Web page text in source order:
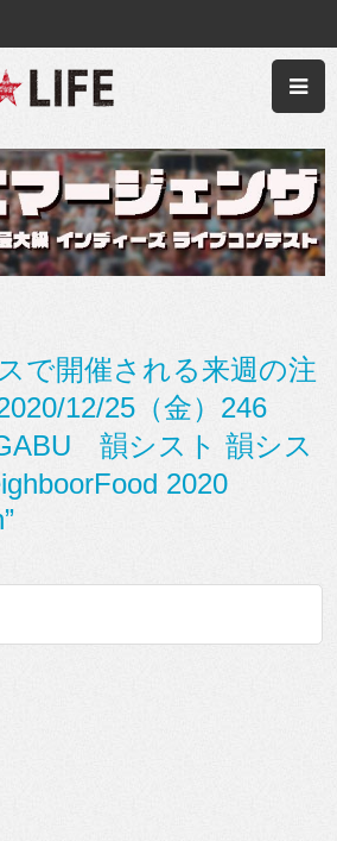
で開催される来週の注
12/25（金）246
韻シスト 韻シス
2020